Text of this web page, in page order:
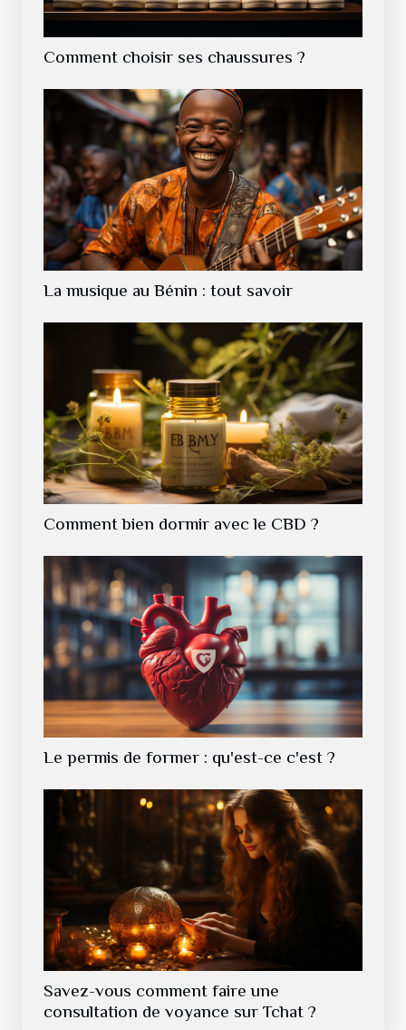
Comment choisir ses chaussures ?
La musique au Bénin : tout savoir
Comment bien dormir avec le CBD ?
Le permis de former : qu'est-ce c'est ?
Savez-vous comment faire une
consultation de voyance sur Tchat ?